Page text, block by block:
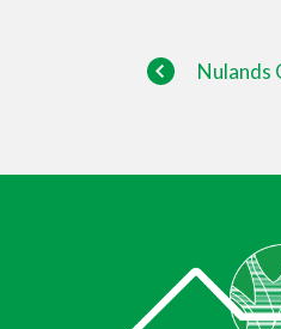
Nulands